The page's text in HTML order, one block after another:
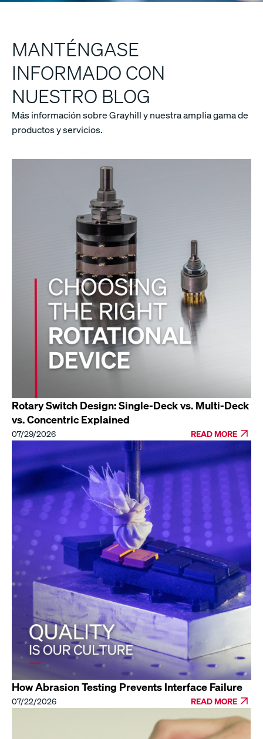
MANTÉNGASE
INFORMADO CON
NUESTRO BLOG
Más información sobre Grayhill y nuestra amplia gama de
productos y servicios.
Rotary Switch Design: Single-Deck vs. Multi-Deck
vs. Concentric Explained
07/29/2026 READ MORE
How Abrasion Testing Prevents Interface Failure
07/22/2026 READ MORE